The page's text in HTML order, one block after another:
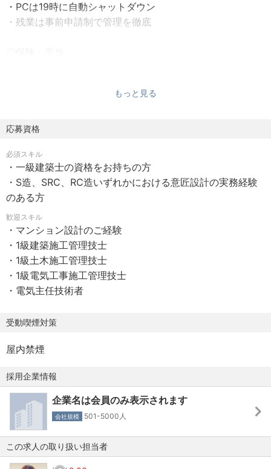
◎主な業務内容
・基本設計、実施設計の業務全般
■企業の魅力
ンです。概算建築コストを算出する独自のシステムを構
築・運用し、時代の変化に対応しながら精度向上を図って
います。脱炭素対応や多様化する受注案件への適応など、
今後の発展を見据えたプロジェクトに携われる環境があり
ます。
・PCは19時に自動シャットダウン
・残業は事前申請制で管理を徹底
・育児休業制度
・育児短時間勤務制度・在宅勤務制度
・こども休暇・看護休暇
・介護休暇・介護休業制度
◎医療・健康サポート
・グループ運営のクリニックを完備
・55歳以上はPET診断無料
・女性社員および扶養家族のがん検診無料
・初等教育～管理職・経営層向けまで階層別研修を実施
・人的資産への継続的な投資を重視
◎施設・社内設備
・直営保養所あり（複数拠点）
・独身寮あり（年齢制限あり）
・診療所・体育館完備
◎慶弔・生活支援制度
もっと見る
応募資格
必須スキル
・一級建築士の資格をお持ちの方
・S造、SRC、RC造いずれかにおける意匠設計の実務経験
のある方
歓迎スキル
・マンション設計のご経験
・1級建築施工管理技士
・1級土木施工管理技士
・1級電気工事施工管理技士
・電気主任技術者
受動喫煙対策
屋内禁煙
採用企業情報
企業名は会員のみ表示されます
会社規模 501-5000人
この求人の取り扱い担当者